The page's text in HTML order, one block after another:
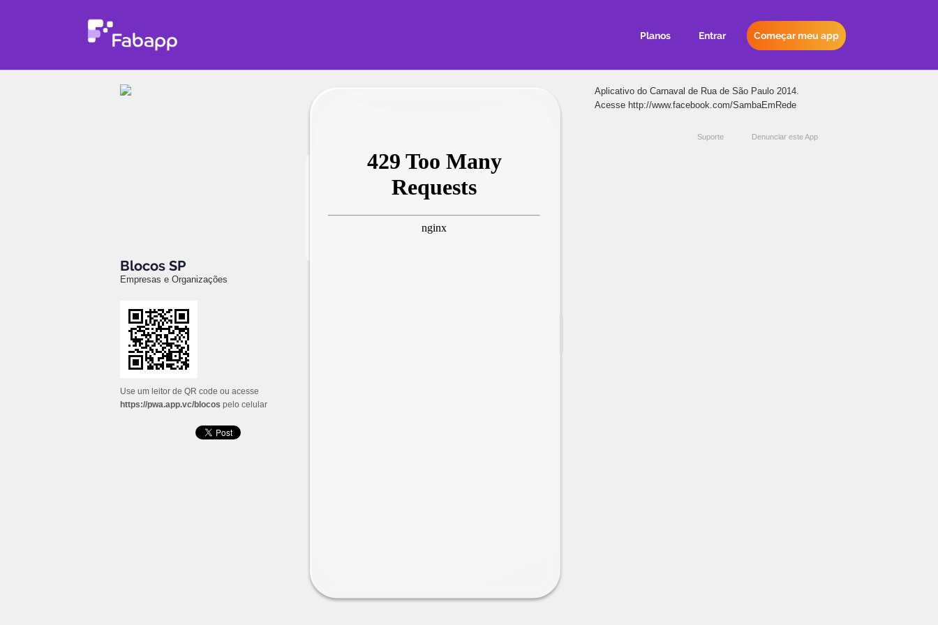
Planos Entrar Começar meu app
Blocos SP
Empresas e Organizações
Use um leitor de QR code ou acesse
https://pwa.app.vc/blocos pelo celular
Aplicativo do Carnaval de Rua de São Paulo 2014.
Acesse http://www.facebook.com/SambaEmRede
Denunciar este App
Suporte